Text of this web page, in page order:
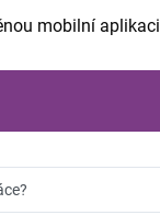
mobilní aplikaci